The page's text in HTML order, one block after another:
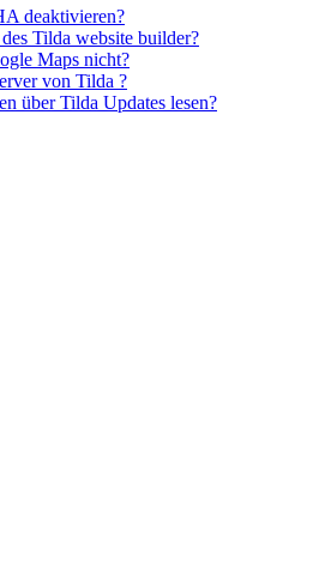
deaktivieren?
Tilda website builder?
Maps nicht?
von Tilda ?
über Tilda Updates lesen?